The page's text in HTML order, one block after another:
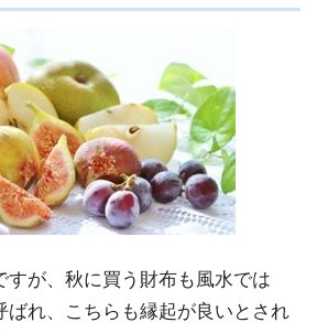
すが、秋に買う財布も風水では
ばれ、こちらも縁起が良いとされ